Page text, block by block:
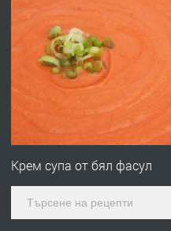
Първи
Крем супа от бял фасул